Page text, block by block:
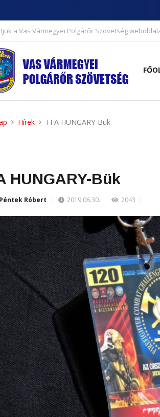
a Vas Vármegyei Polgárőr Szövetség
Hírek TFA HUNGARY-Bük
HUNGARY-Bük
Péntek Róbert 2019.06.30. 2043